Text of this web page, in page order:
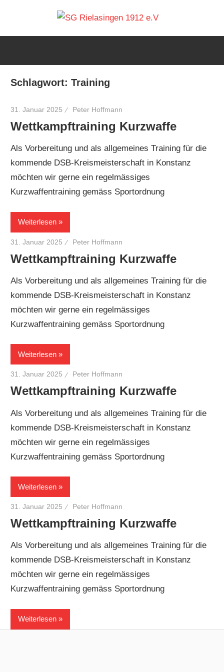
springen
e.V
Schlagwort:Training
31. Januar 2025 Peter Hoffmann
Wettkampftraining Kurzwaffe
Als Vorbereitung und als allgemeines Training für die
kommende DSB-Kreismeisterschaft in Konstanz
möchten wir gerne ein regelmässiges
Kurzwaffentraining gemäss Sportordnung
Weiterlesen
31. Januar 2025 Peter Hoffmann
Wettkampftraining Kurzwaffe
Als Vorbereitung und als allgemeines Training für die
kommende DSB-Kreismeisterschaft in Konstanz
möchten wir gerne ein regelmässiges
Kurzwaffentraining gemäss Sportordnung
Weiterlesen
31. Januar 2025 Peter Hoffmann
Wettkampftraining Kurzwaffe
Als Vorbereitung und als allgemeines Training für die
kommende DSB-Kreismeisterschaft in Konstanz
möchten wir gerne ein regelmässiges
Kurzwaffentraining gemäss Sportordnung
Weiterlesen
31. Januar 2025 Peter Hoffmann
Wettkampftraining Kurzwaffe
Als Vorbereitung und als allgemeines Training für die
kommende DSB-Kreismeisterschaft in Konstanz
möchten wir gerne ein regelmässiges
Kurzwaffentraining gemäss Sportordnung
Weiterlesen